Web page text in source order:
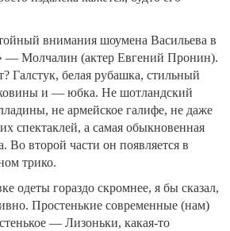
внимания шоумена Васильева в
— Молчалин (актер Евгений Пронин).
Галстук, белая рубашка, стильный
и — юбка. Не шотландский
не армейское галифе, не даже
спектаклей, а самая обыкновенная
Во второй части он появляется в
трико.
одеты гораздо скромнее, я бы сказал,
Простенькие современные (нам)
— Лизоньки, какая-то